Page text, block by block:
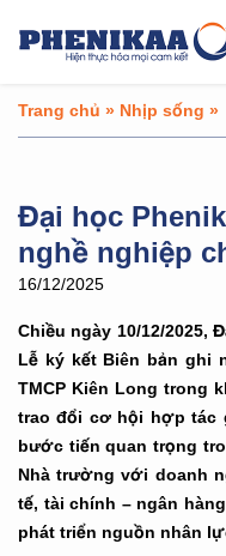
Trang chủ » Nhịp sống »
Đại học
nghề nghiệp
16/12/2025
Chiều ngày 10/12/2025,
Lễ ký kết Biên bản ghi
TMCP Kiên Long trong
trao đổi cơ hội hợp tác
bước tiến quan trọng
Nhà trường với doanh
tế, tài chính – ngân
phát triển nguồn nhân